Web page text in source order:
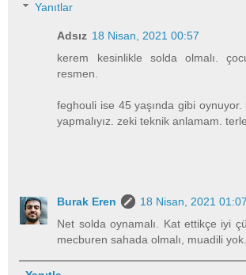
Yanıtlar
Adsız 18 Nisan, 2021 00:57
kerem kesinlikle solda olmalı.
resmen.
feghouli ise 45 yaşında gibi
yapmalıyız. zeki teknik anlamam.
Burak Eren
18 Nisan, 2021 01:07
Net solda oynamalı. Kat ettikçe iyi
mecburen sahada olmalı, muadili yok.